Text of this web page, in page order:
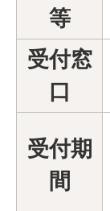
等
受付窓
口
受付期
間